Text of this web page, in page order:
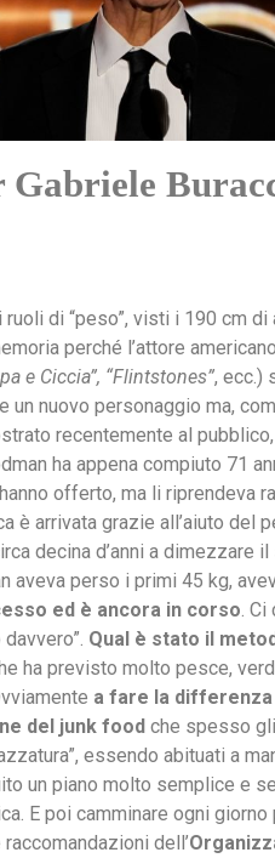
Gabriele
di “peso”, visti i 190 cm
perché l’attore americano
e Ciccia”, “Flintstones”, ecc.)
un nuovo personaggio ma,
recentemente al
ha appena compiuto 71
offerto, ma li riprendeva
è arrivata grazie all’aiuto del
decina d’anni a dimezzare
aveva perso i primi 45 kg,
ed è ancora in corso .
Qual è stato il
ha previsto molto pesce,
a fare la
del junk food che spesso
essendo abituati a
un piano molto semplice e
E poi camminare ogni
dell’